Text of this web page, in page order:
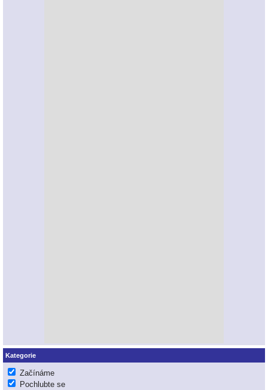
Kategorie
Začínáme
Pochlubte se